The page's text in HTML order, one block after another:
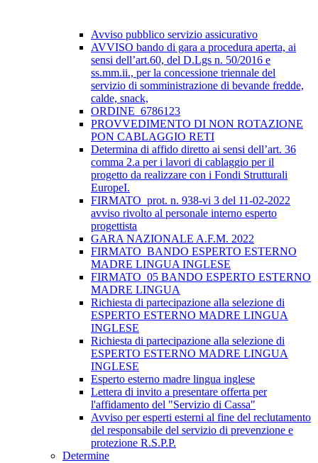
Avviso pubblico servizio assicurativo
AVVISO bando di gara a procedura aperta, ai
sensi dell’art.60, del D.Lgs n. 50/2016 e
ss.mm.ii., per la concessione triennale del
servizio di somministrazione di bevande fredde,
calde, snack,
ORDINE_6786123
PROVVEDIMENTO DI NON ROTAZIONE
PON CABLAGGIO RETI
Determina di affido diretto ai sensi dell’art. 36
comma 2.a per i lavori di cablaggio per il
progetto da realizzare con i Fondi Strutturali
EuropeI.
FIRMATO_prot. n. 938-vi 3 del 11-02-2022
avviso rivolto al personale interno esperto
progettista
GARA NAZIONALE A.F.M. 2022
FIRMATO_BANDO ESPERTO ESTERNO
MADRE LINGUA INGLESE
FIRMATO_05 BANDO ESPERTO ESTERNO
MADRE LINGUA
Richiesta di partecipazione alla selezione di
ESPERTO ESTERNO MADRE LINGUA
INGLESE
Richiesta di partecipazione alla selezione di
ESPERTO ESTERNO MADRE LINGUA
INGLESE
Esperto esterno madre lingua inglese
Lettera di invito a presentare offerta per
l'affidamento del "Servizio di Cassa"
Avviso per esperti esterni al fine del reclutamento
del responsabile del servizio di prevenzione e
protezione R.S.P.P.
Determine